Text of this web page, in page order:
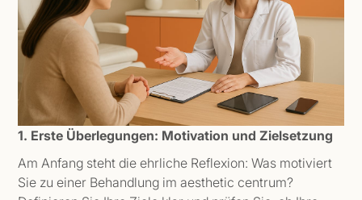
1. Erste Überlegungen: Motivation und Zielsetzung
Am Anfang steht die ehrliche Reflexion: Was motiviert
Sie zu einer Behandlung im aesthetic centrum?